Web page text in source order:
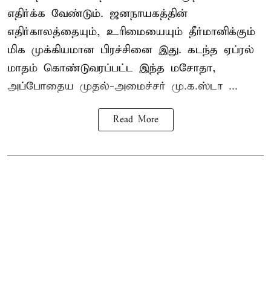
எதிர்க்க வேண்டும். ஜனநாயகத்தின்
எதிர்காலத்தையும், உரிமையையும் தீர்மானிக்கும்
மிக முக்கியமான பிரச்சினை இது. கடந்த ஏப்ரல்
மாதம் கொண்டுவரப்பட்ட இந்த மசோதா,
அப்போதைய முதல்-அமைச்சர் மு.க.ஸ்டா ...
Read More